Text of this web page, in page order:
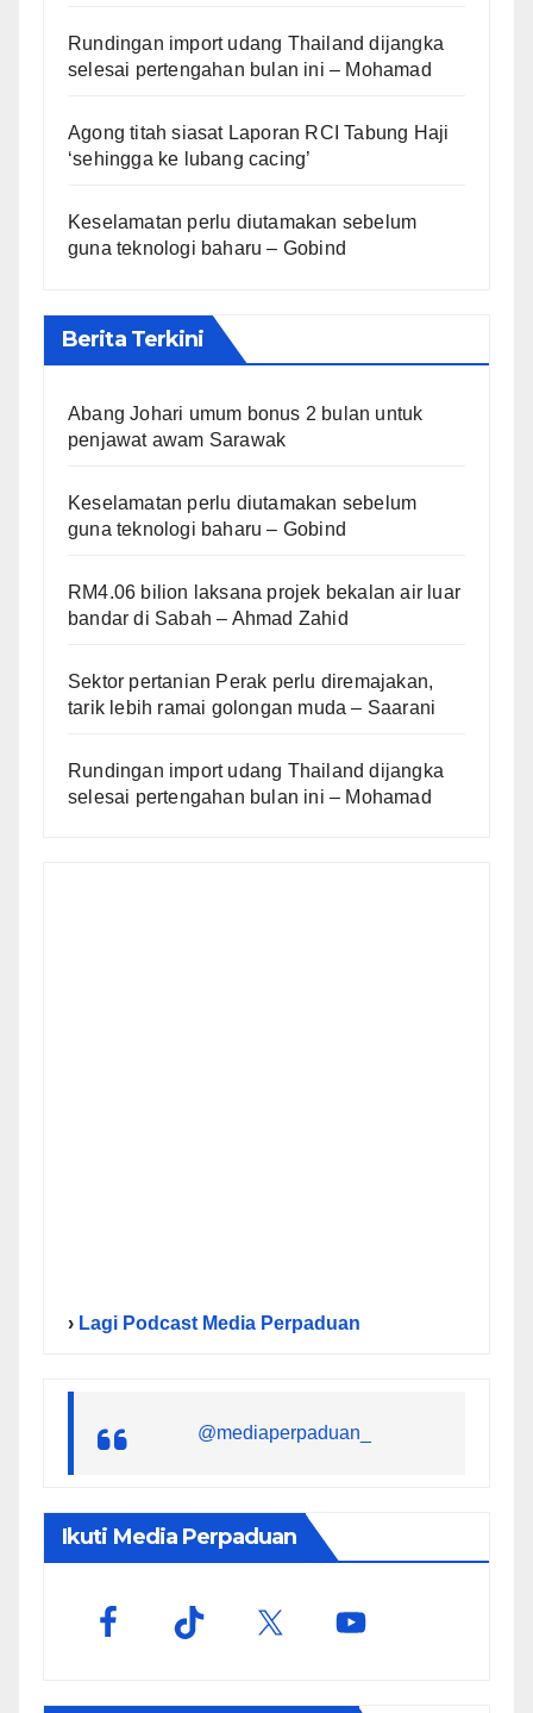
Rundingan import udang Thailand dijangka
selesai pertengahan bulan ini – Mohamad
Agong titah siasat Laporan RCI Tabung Haji
‘sehingga ke lubang cacing’
Keselamatan perlu diutamakan sebelum
guna teknologi baharu – Gobind
Berita Terkini
Abang Johari umum bonus 2 bulan untuk
penjawat awam Sarawak
Keselamatan perlu diutamakan sebelum
guna teknologi baharu – Gobind
RM4.06 bilion laksana projek bekalan air luar
bandar di Sabah – Ahmad Zahid
Sektor pertanian Perak perlu diremajakan,
tarik lebih ramai golongan muda – Saarani
Rundingan import udang Thailand dijangka
selesai pertengahan bulan ini – Mohamad
› Lagi Podcast Media Perpaduan
@mediaperpaduan_
Ikuti Media Perpaduan